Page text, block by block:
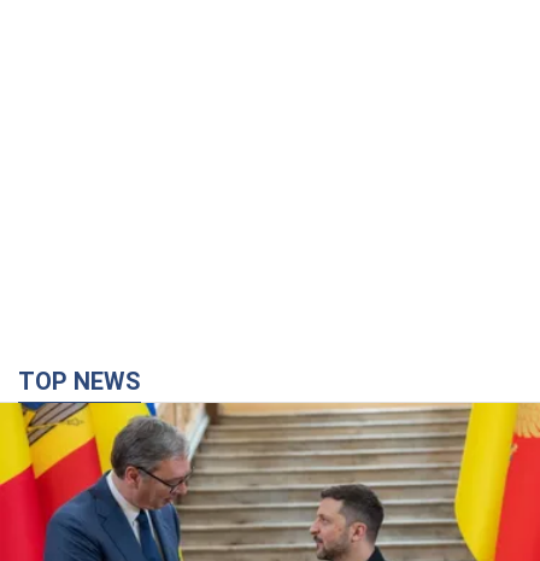
Зеленський вперше прибув до Сербії:
планується зустріч із Вучичем
Це перший візит глави держави до Бєлграда